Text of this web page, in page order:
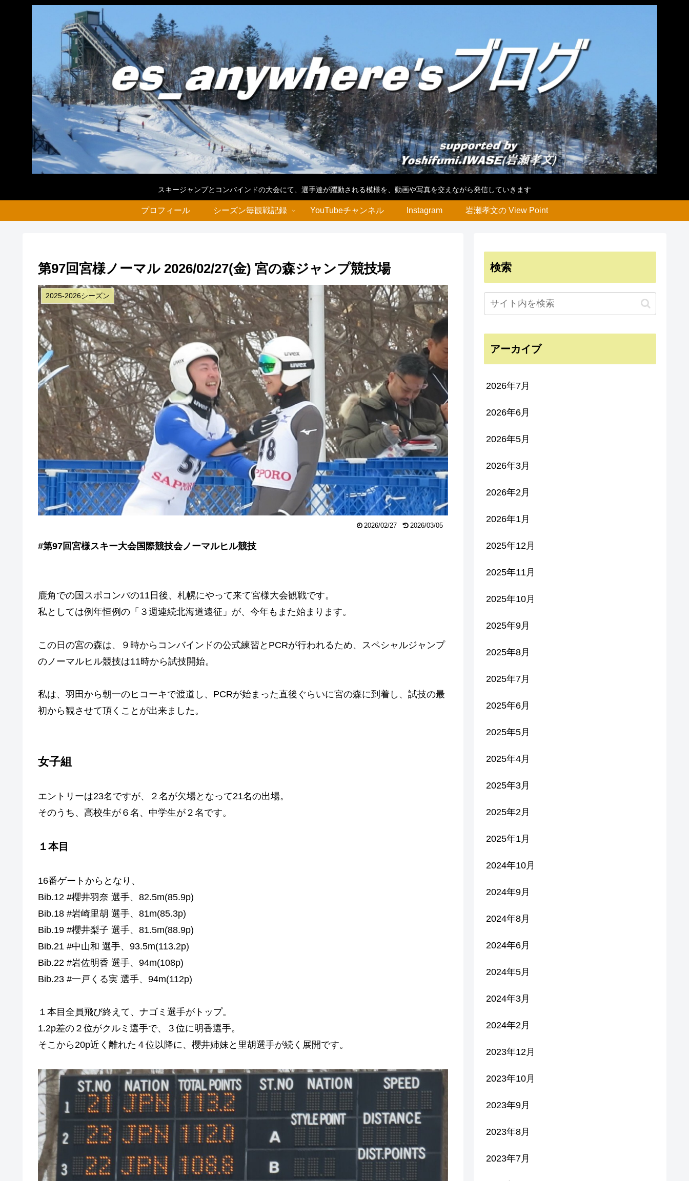
スキージャンプとコンバインドの大会にて、選手達が躍動される模様を、動画や写真を交えながら発信していきます
プロフィール シーズン毎観戦記録 YouTubeチャンネル Instagram 岩瀬孝文の View Point
第97回宮様ノーマル 2026/02/27(金) 宮の森ジャンプ競技場
2025-2026シーズン
2026/02/27 2026/03/05
#第97回宮様スキー大会国際競技会ノーマルヒル競技
鹿角での国スポコンバの11日後、札幌にやって来て宮様大会観戦です。
私としては例年恒例の「３週連続北海道遠征」が、今年もまた始まります。
この日の宮の森は、９時からコンバインドの公式練習とPCRが行われるため、スペシャルジャンプ
のノーマルヒル競技は11時から試技開始。
私は、羽田から朝一のヒコーキで渡道し、PCRが始まった直後ぐらいに宮の森に到着し、試技の最
初から観させて頂くことが出来ました。
女子組
エントリーは23名ですが、２名が欠場となって21名の出場。
そのうち、高校生が６名、中学生が２名です。
１本目
16番ゲートからとなり、
Bib.12 #櫻井羽奈 選手、82.5m(85.9p)
Bib.18 #岩崎里胡 選手、81m(85.3p)
Bib.19 #櫻井梨子 選手、81.5m(88.9p)
Bib.21 #中山和 選手、93.5m(113.2p)
Bib.22 #岩佐明香 選手、94m(108p)
Bib.23 #一戸くる実 選手、94m(112p)
１本目全員飛び終えて、ナゴミ選手がトップ。
1.2p差の２位がクルミ選手で、３位に明香選手。
そこから20p近く離れた４位以降に、櫻井姉妹と里胡選手が続く展開です。
検索
アーカイブ
2026年7月
2026年6月
2026年5月
2026年3月
2026年2月
2026年1月
2025年12月
2025年11月
2025年10月
2025年9月
2025年8月
2025年7月
2025年6月
2025年5月
2025年4月
2025年3月
2025年2月
2025年1月
2024年10月
2024年9月
2024年8月
2024年6月
2024年5月
2024年3月
2024年2月
2023年12月
2023年10月
2023年9月
2023年8月
2023年7月